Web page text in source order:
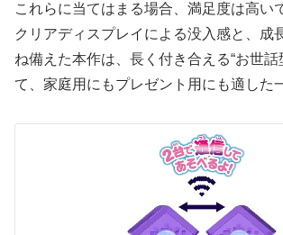
これらに当てはまる場合、満足度は高い
クリアディスプレイによる没入感と、成
ね備えた本作は、長く付き合える“お世話
て、家庭用にもプレゼント用にも適した